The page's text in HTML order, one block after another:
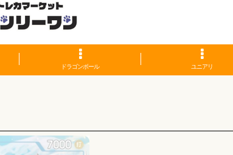
ドラゴンボール ユニアリ